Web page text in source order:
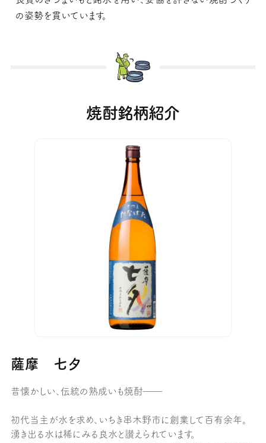
の姿勢を貫いています。
焼酎銘柄紹介
薩摩 七夕
昔懐かしい、伝統の熟成いも焼酎――
初代当主が水を求め、いちき串木野市に創業して百有余年。
湧き出る水は稀にみる良水と讃えられています。